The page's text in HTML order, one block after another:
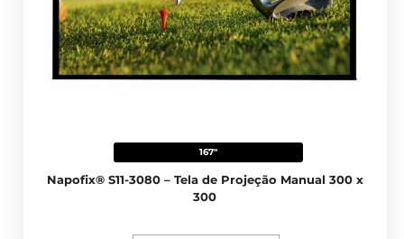
167"
Napofix® S11-3080 – Tela de Projeção Manual 300 x
300